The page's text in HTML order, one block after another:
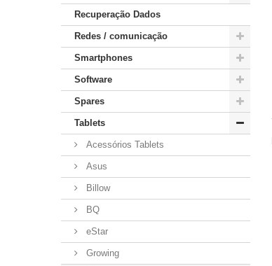
Recuperação Dados
Redes / comunicação
Smartphones
Software
Spares
Tablets
Acessórios Tablets
Asus
Billow
BQ
eStar
Growing